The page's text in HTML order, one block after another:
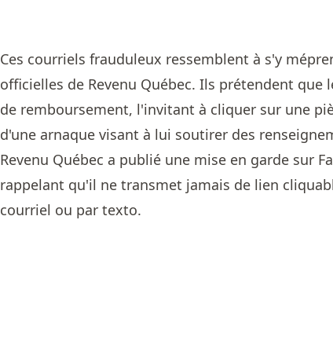
Ces courriels frauduleux ressemblent à s'y
officielles de Revenu Québec. Ils prétendent que
de remboursement, l'invitant à cliquer sur une
d'une arnaque visant à lui soutirer des
Revenu Québec a publié une mise en garde sur
rappelant qu'il ne transmet jamais de lien
courriel ou par texto.